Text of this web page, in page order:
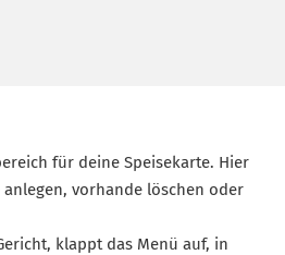
für deine Speisekarte. Hier
vorhande löschen oder
klappt das Menü auf, in